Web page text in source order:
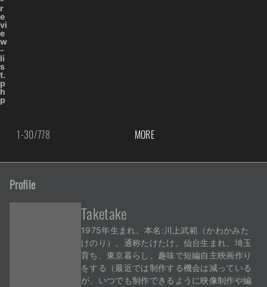
r
e
vi
e
w
-
li
s
t.
p
h
p
MORE
1-30/778
Profile
Taketake
1975年生まれ。本名:川上武範（かわかみた
けのり）。通称たけたけ。仙台生まれ、埼玉
育ち、東京暮らし。趣味で短編自主映画作り
をする（最近では制作する機会は減っている
が、いつでも制作できるように映像制作や編